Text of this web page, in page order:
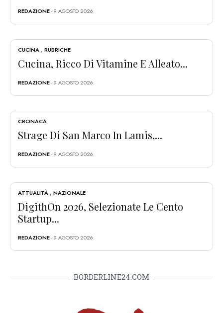
REDAZIONE- 9 AGOSTO 2026
CUCINA , RUBRICHE
Cucina, Ricco Di Vitamine E Alleato...
REDAZIONE- 9 AGOSTO 2026
CRONACA
Strage Di San Marco In Lamis,...
REDAZIONE- 9 AGOSTO 2026
ATTUALITÀ , NAZIONALE
DigithOn 2026, Selezionate Le Cento
Startup...
REDAZIONE- 9 AGOSTO 2026
BORDERLINE24.COM